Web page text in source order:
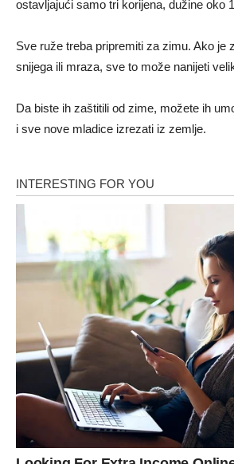
ostavljajući samo tri korijena, dužine oko
Sve ruže treba pripremiti za zimu. Ako je
snijega ili mraza, sve to može nanijeti
Da biste ih zaštitili od zime, možete ih
i sve nove mladice izrezati iz zemlje.